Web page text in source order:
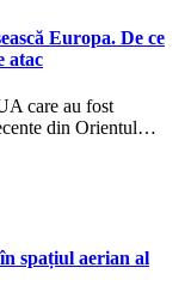
Europa. De ce
atac
care au fost
din Orientul…
spațiul aerian al